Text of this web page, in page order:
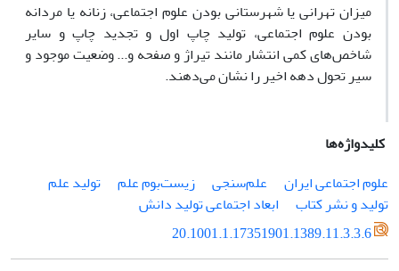
میزان تهرانى یا شهرستانى بودن علوم اجتماعى، زنانه یا مردانه
بودن علوم اجتماعى، تولید چاپ اول و تجدید چاپ و سایر
شاخص‌هاى کمى انتشار مانند تیراژ و صفحه و... وضعیت موجود و
سیر تحول دهه اخیر را نشان مى‌دهند.
کلیدواژه‌ها
علوم اجتماعى ایران
علم‌سنجى زیست‌بوم علم
تولید علم
تولید و نشر کتاب
ابعاد اجتماعى تولید دانش
20.1001.1.17351901.1389.11.3.3.6